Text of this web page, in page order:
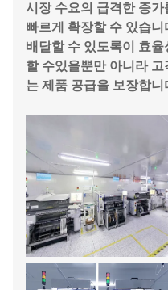
시장 수요의 급격한 증
빠르게 확장할 수 있습
배달할 수 있도록이 효
할 수있을뿐만 아니라
는 제품 공급을 보장합니